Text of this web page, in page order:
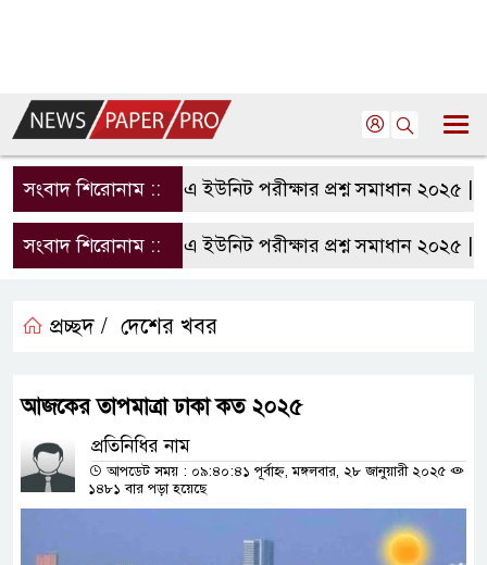
সংবাদ শিরোনাম ::রাবি এ ইউনিট পরীক্ষার প্রশ্ন সমাধান ২০২৫ |
সংবাদ শিরোনাম ::রাবি এ ইউনিট পরীক্ষার প্রশ্ন সমাধান ২০২৫ |
প্রচ্ছদ / দেশের খবর
আজকের তাপমাত্রা ঢাকা কত ২০২৫
প্রতিনিধির নাম
আপডেট সময় : ০৯:৪০:৪১ পূর্বাহ্ন, মঙ্গলবার, ২৮ জানুয়ারী ২০২৫
১৪৮১ বার পড়া হয়েছে